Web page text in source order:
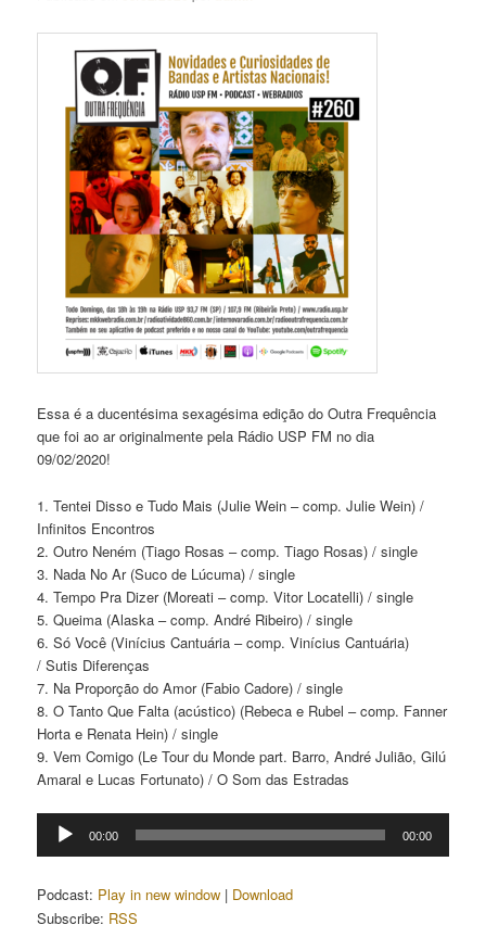
Essa é a ducentésima sexagésima edição do Outra Frequência
que foi ao ar originalmente pela Rádio USP FM no dia
09/02/2020!
1. Tentei Disso e Tudo Mais (Julie Wein – comp. Julie Wein) /
Infinitos Encontros
2. Outro Neném (Tiago Rosas – comp. Tiago Rosas) / single
3. Nada No Ar (Suco de Lúcuma) / single
4. Tempo Pra Dizer (Moreati – comp. Vitor Locatelli) / single
5. Queima (Alaska – comp. André Ribeiro) / single
6. Só Você (Vinícius Cantuária – comp. Vinícius Cantuária)
/ Sutis Diferenças
7. Na Proporção do Amor (Fabio Cadore) / single
8. O Tanto Que Falta (acústico) (Rebeca e Rubel – comp. Fanner
Horta e Renata Hein) / single
9. Vem Comigo (Le Tour du Monde part. Barro, André Julião, Gilú
Amaral e Lucas Fortunato) / O Som das Estradas
Tocador
00:00 00:00
Podcast: Play in new window | Download
Subscribe: RSS